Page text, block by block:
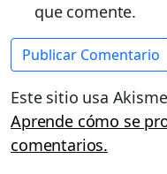
que comente.
Este sitio usa
Aprende cómo se
comentarios.